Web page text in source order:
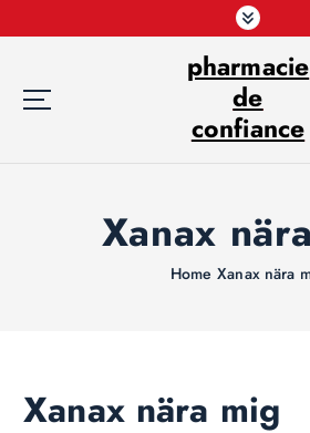
k
pharmacie
de
confiance
Xanax
Home Xanax nära
Xanax nära mig